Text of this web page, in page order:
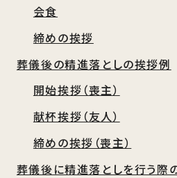
会食
締めの挨拶
葬儀後の精進落としの挨拶例
開始挨拶（喪主）
献杯挨拶（友人）
締めの挨拶（喪主）
葬儀後に精進落としを行う際